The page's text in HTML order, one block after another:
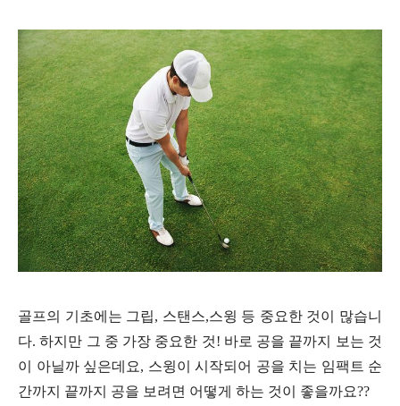
골프의 기초에는 그립, 스탠스,스윙 등 중요한 것이 많습니
다. 하지만 그 중 가장 중요한 것! 바로 공을 끝까지 보는 것
이 아닐까 싶은데요, 스윙이 시작되어 공을 치는 임팩트 순
간까지 끝까지 공을 보려면 어떻게 하는 것이 좋을까요??